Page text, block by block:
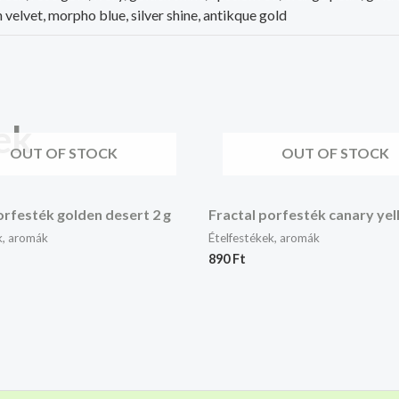
morpho blue, silver shine, antikque gold
OUT OF STOCK
golden desert 2 g
aromák
OUT OF STOCK
Fractal porfesték canary
Ételfestékek, aromák
890Ft